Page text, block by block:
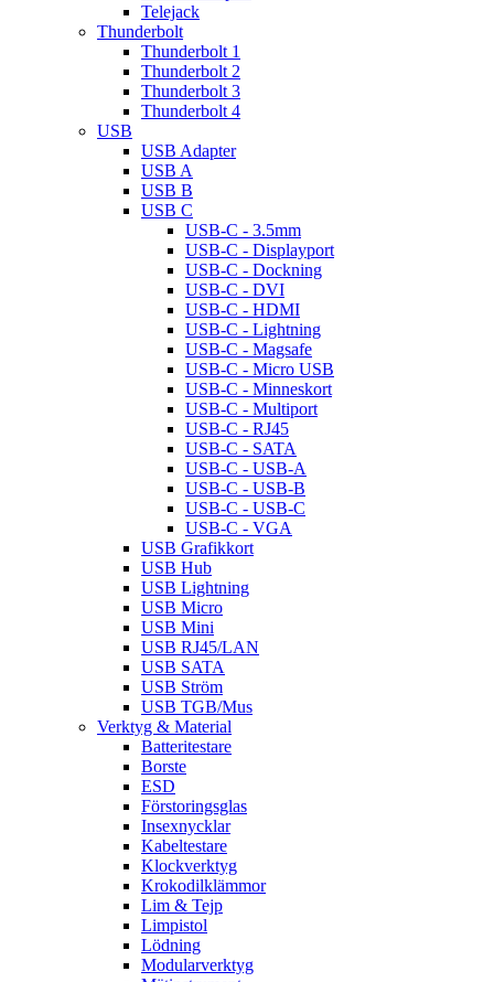
Telejack
Thunderbolt
Thunderbolt 1
Thunderbolt 2
Thunderbolt 3
Thunderbolt 4
USB
USB Adapter
USB A
USB B
USB C
USB-C - 3.5mm
USB-C - Displayport
USB-C - Dockning
USB-C - DVI
USB-C - HDMI
USB-C - Lightning
USB-C - Magsafe
USB-C - Micro USB
USB-C - Minneskort
USB-C - Multiport
USB-C - RJ45
USB-C - SATA
USB-C - USB-A
USB-C - USB-B
USB-C - USB-C
USB-C - VGA
USB Grafikkort
USB Hub
USB Lightning
USB Micro
USB Mini
USB RJ45/LAN
USB SATA
USB Ström
USB TGB/Mus
Verktyg & Material
Batteritestare
Borste
ESD
Förstoringsglas
Insexnycklar
Kabeltestare
Klockverktyg
Krokodilklämmor
Lim & Tejp
Limpistol
Lödning
Modularverktyg